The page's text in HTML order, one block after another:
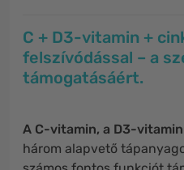
C + D3-vitamin +
felszívódással – a
támogatásáért.
A C-vitamin, a D3-
három alapvető